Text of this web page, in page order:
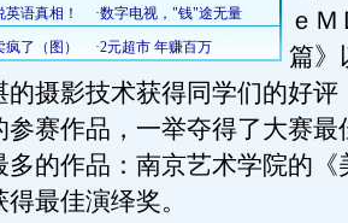
ｅ
篇》
的摄影技术获得同学们的好评
参赛作品，一举夺得了大赛最
多的作品：南京艺术学院的《
最佳演绎奖。